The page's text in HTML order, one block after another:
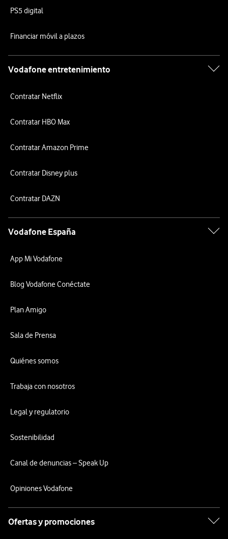
PS5 digital
Financiar móvil a plazos
Vodafone entretenimiento
Contratar Netflix
Contratar HBO Max
Contratar Amazon Prime
Contratar Disney plus
Contratar DAZN
Vodafone España
App Mi Vodafone
Blog Vodafone Conéctate
Plan Amigo
Sala de Prensa
Quiénes somos
Trabaja con nosotros
Legal y regulatorio
Sostenibilidad
Canal de denuncias – Speak Up
Opiniones Vodafone
Ofertas y promociones